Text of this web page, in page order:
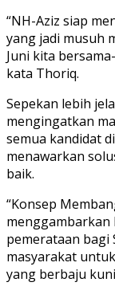
“NH-Aziz siap
yang jadi musuh
Juni kita
kata Thoriq.
Sepekan lebih
mengingatkan
semua kandidat
menawarkan
baik.
“Konsep
menggambarkan
pemerataan bagi
masyarakat
yang berbaju